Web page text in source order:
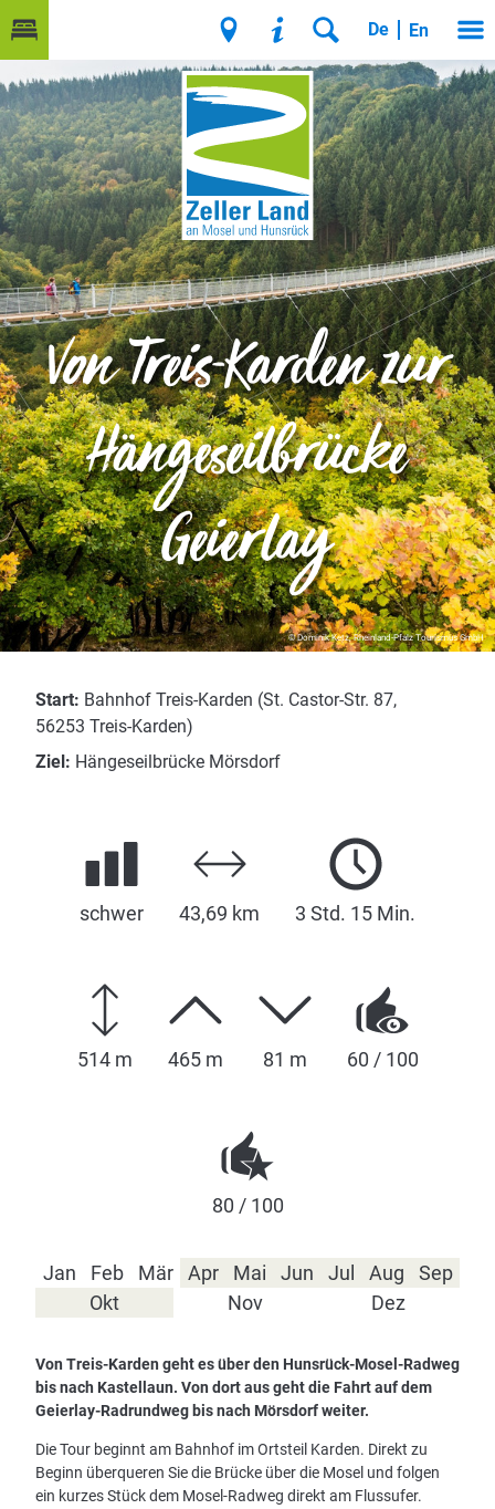
De En
© Dominik Ketz, Rheinland-Pfalz Tourismus GmbH
Von Treis-Karden zur
Hängeseilbrücke
Geierlay
Start: Bahnhof Treis-Karden (St. Castor-Str. 87,
56253 Treis-Karden)
Ziel: Hängeseilbrücke Mörsdorf
schwer 43,69 km 3 Std. 15 Min.
514 m 465 m 81 m 60 / 100
80 / 100
Jan Feb Mär Apr Mai Jun Jul Aug
Sep
Okt
Nov Dez
Von Treis-Karden geht es über den Hunsrück-Mosel-Radweg
bis nach Kastellaun. Von dort aus geht die Fahrt auf dem
Geierlay-Radrundweg bis nach Mörsdorf weiter.
Die Tour beginnt am Bahnhof im Ortsteil Karden. Direkt zu
Beginn überqueren Sie die Brücke über die Mosel und folgen
ein kurzes Stück dem Mosel-Radweg direkt am Flussufer.